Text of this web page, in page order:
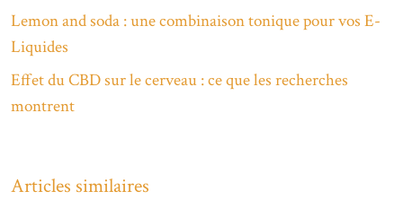
Lemon and soda : une combinaison tonique pour vos E-
Liquides
Effet du CBD sur le cerveau : ce que les recherches
montrent
Articles similaires